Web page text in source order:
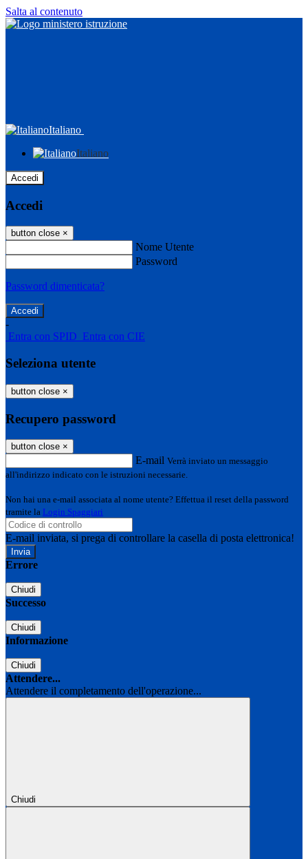
Salta al contenuto
Italiano
Italiano
Accedi
Accedi
button close ×
Nome Utente
Password
Password dimenticata?
-
Entra con SPID Entra con CIE
Seleziona utente
button close ×
Recupero password
button close ×
E-mail Verrà inviato un messaggio
all'indirizzo indicato con le istruzioni necessarie.
Non hai una e-mail associata al nome utente? Effettua il reset della password
tramite la Login Spaggiari
E-mail inviata, si prega di controllare la casella di posta elettronica!
Errore
Chiudi
Successo
Chiudi
Informazione
Chiudi
Attendere...
Attendere il completamento dell'operazione...
Chiudi